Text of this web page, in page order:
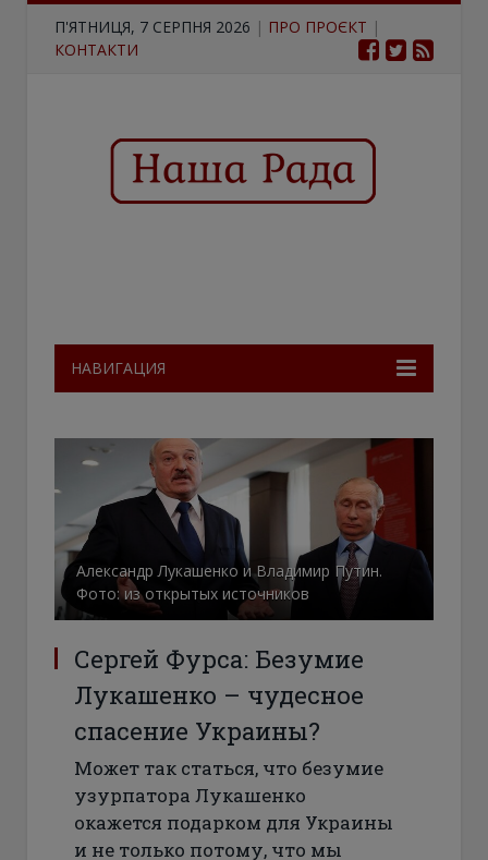
П'ЯТНИЦЯ, 7 СЕРПНЯ 2026 | ПРО ПРОЄКТ |
КОНТАКТИ
НАВИГАЦИЯ
Александр Лукашенко и Владимир Путин.
Фото: из открытых источников
Сергей Фурса: Безумие
Лукашенко – чудесное
спасение Украины?
Может так статься, что безумие
узурпатора Лукашенко
окажется подарком для Украины
и не только потому, что мы